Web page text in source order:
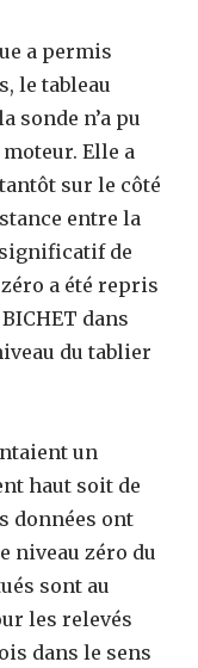
a permis
le tableau
sonde n’a pu
Elle a
sur le côté
entre la
significatif de
a été repris
dans
du tablier
un
haut soit de
données ont
niveau zéro du
sont au
les relevés
dans le sens